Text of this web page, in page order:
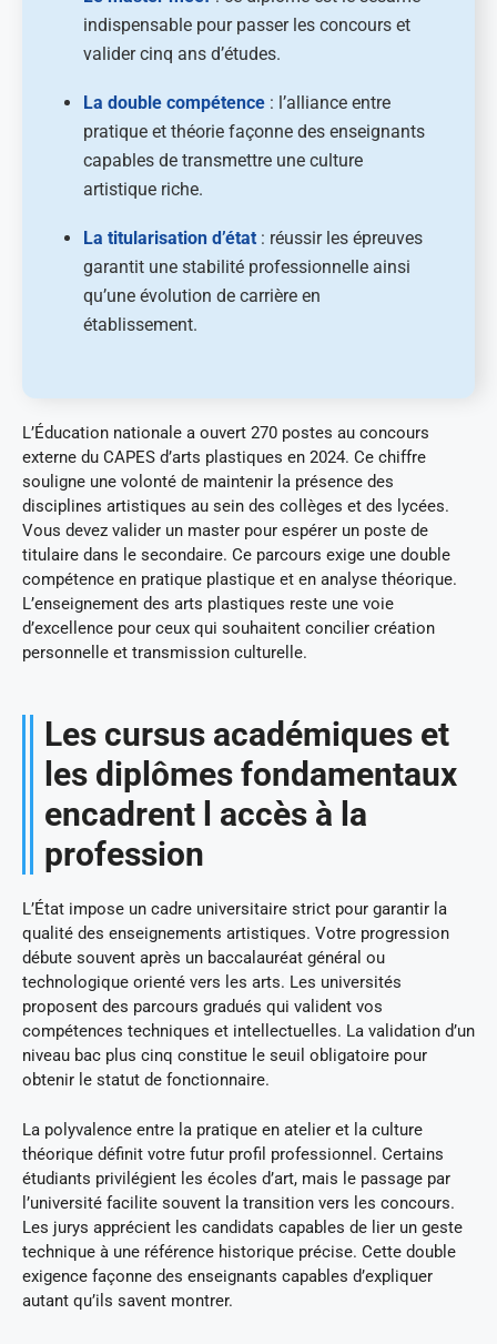
indispensable pour passer les concours et
valider cinq ans d’études.
La double compétence : l’alliance entre
pratique et théorie façonne des enseignants
capables de transmettre une culture
artistique riche.
La titularisation d’état : réussir les épreuves
garantit une stabilité professionnelle ainsi
qu’une évolution de carrière en
établissement.
L’Éducation nationale a ouvert 270 postes au concours
externe du CAPES d’arts plastiques en 2024. Ce chiffre
souligne une volonté de maintenir la présence des
disciplines artistiques au sein des collèges et des lycées.
Vous devez valider un master pour espérer un poste de
titulaire dans le secondaire. Ce parcours exige une double
compétence en pratique plastique et en analyse théorique.
L’enseignement des arts plastiques reste une voie
d’excellence pour ceux qui souhaitent concilier création
personnelle et transmission culturelle.
Les cursus académiques et
les diplômes fondamentaux
encadrent l accès à la
profession
L’État impose un cadre universitaire strict pour garantir la
qualité des enseignements artistiques. Votre progression
débute souvent après un baccalauréat général ou
technologique orienté vers les arts. Les universités
proposent des parcours gradués qui valident vos
compétences techniques et intellectuelles. La validation d’un
niveau bac plus cinq constitue le seuil obligatoire pour
obtenir le statut de fonctionnaire.
La polyvalence entre la pratique en atelier et la culture
théorique définit votre futur profil professionnel. Certains
étudiants privilégient les écoles d’art, mais le passage par
l’université facilite souvent la transition vers les concours.
Les jurys apprécient les candidats capables de lier un geste
technique à une référence historique précise. Cette double
exigence façonne des enseignants capables d’expliquer
autant qu’ils savent montrer.